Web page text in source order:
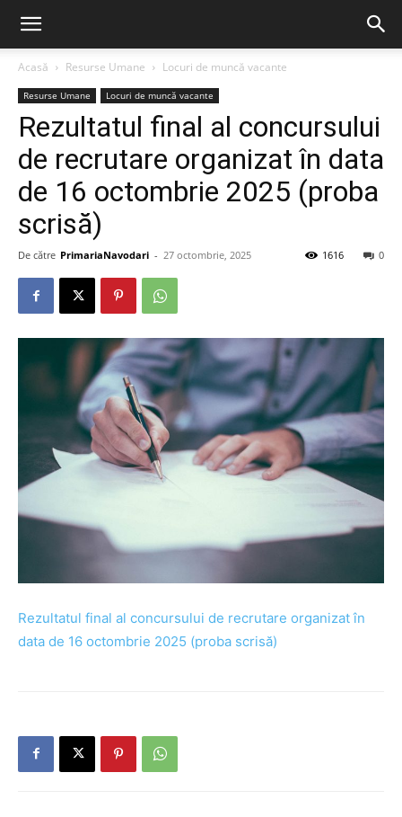
Acasă Resurse Umane Locuri de muncă vacante
Resurse Umane Locuri de muncă vacante
Rezultatul final al concursului
de recrutare organizat în data
de 16 octombrie 2025 (proba
scrisă)
De către PrimariaNavodari - 27 octombrie, 2025 0
1616
Rezultatul final al concursului de recrutare organizat în
data de 16 octombrie 2025 (proba scrisă)